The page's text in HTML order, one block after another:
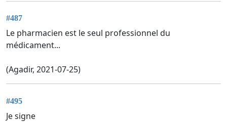
#487
Le pharmacien est le seul professionnel du
médicament...
(Agadir, 2021-07-25)
#495
Je signe